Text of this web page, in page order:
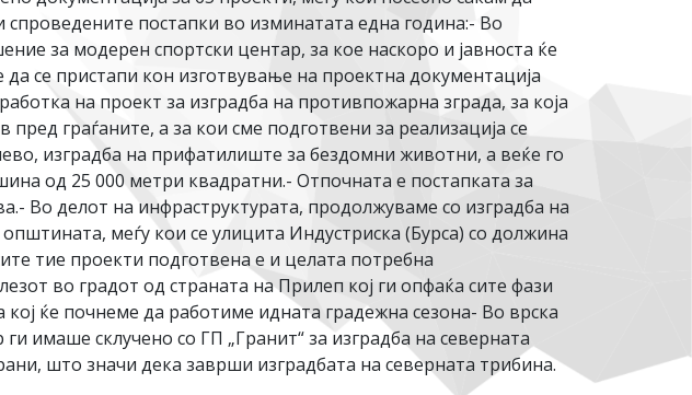
постапки во изминатата една година:- Во
за модерен спортски центар, за кое наскоро и јавноста ќе
се пристапи кон изготвување на проектна документација
на проект за изградба на противпожарна зграда, за која
граѓаните, а за кои сме подготвени за реализација се
изградба на прифатилиште за бездомни животни, а веќе го
од 25 000 метри квадратни.- Отпочната е постапката за
Во делот на инфраструктурата, продолжуваме со изградба на
меѓу кои се улицита Индустриска (Бурса) со должина
тие проекти подготвена е и целата потребна
во градот од страната на Прилеп кој ги опфаќа сите фази
ќе почнеме да работиме идната градежна сезона- Во врска
имаше склучено со ГП „Гранит“ за изградба на северната
што значи дека заврши изградбата на северната трибина.